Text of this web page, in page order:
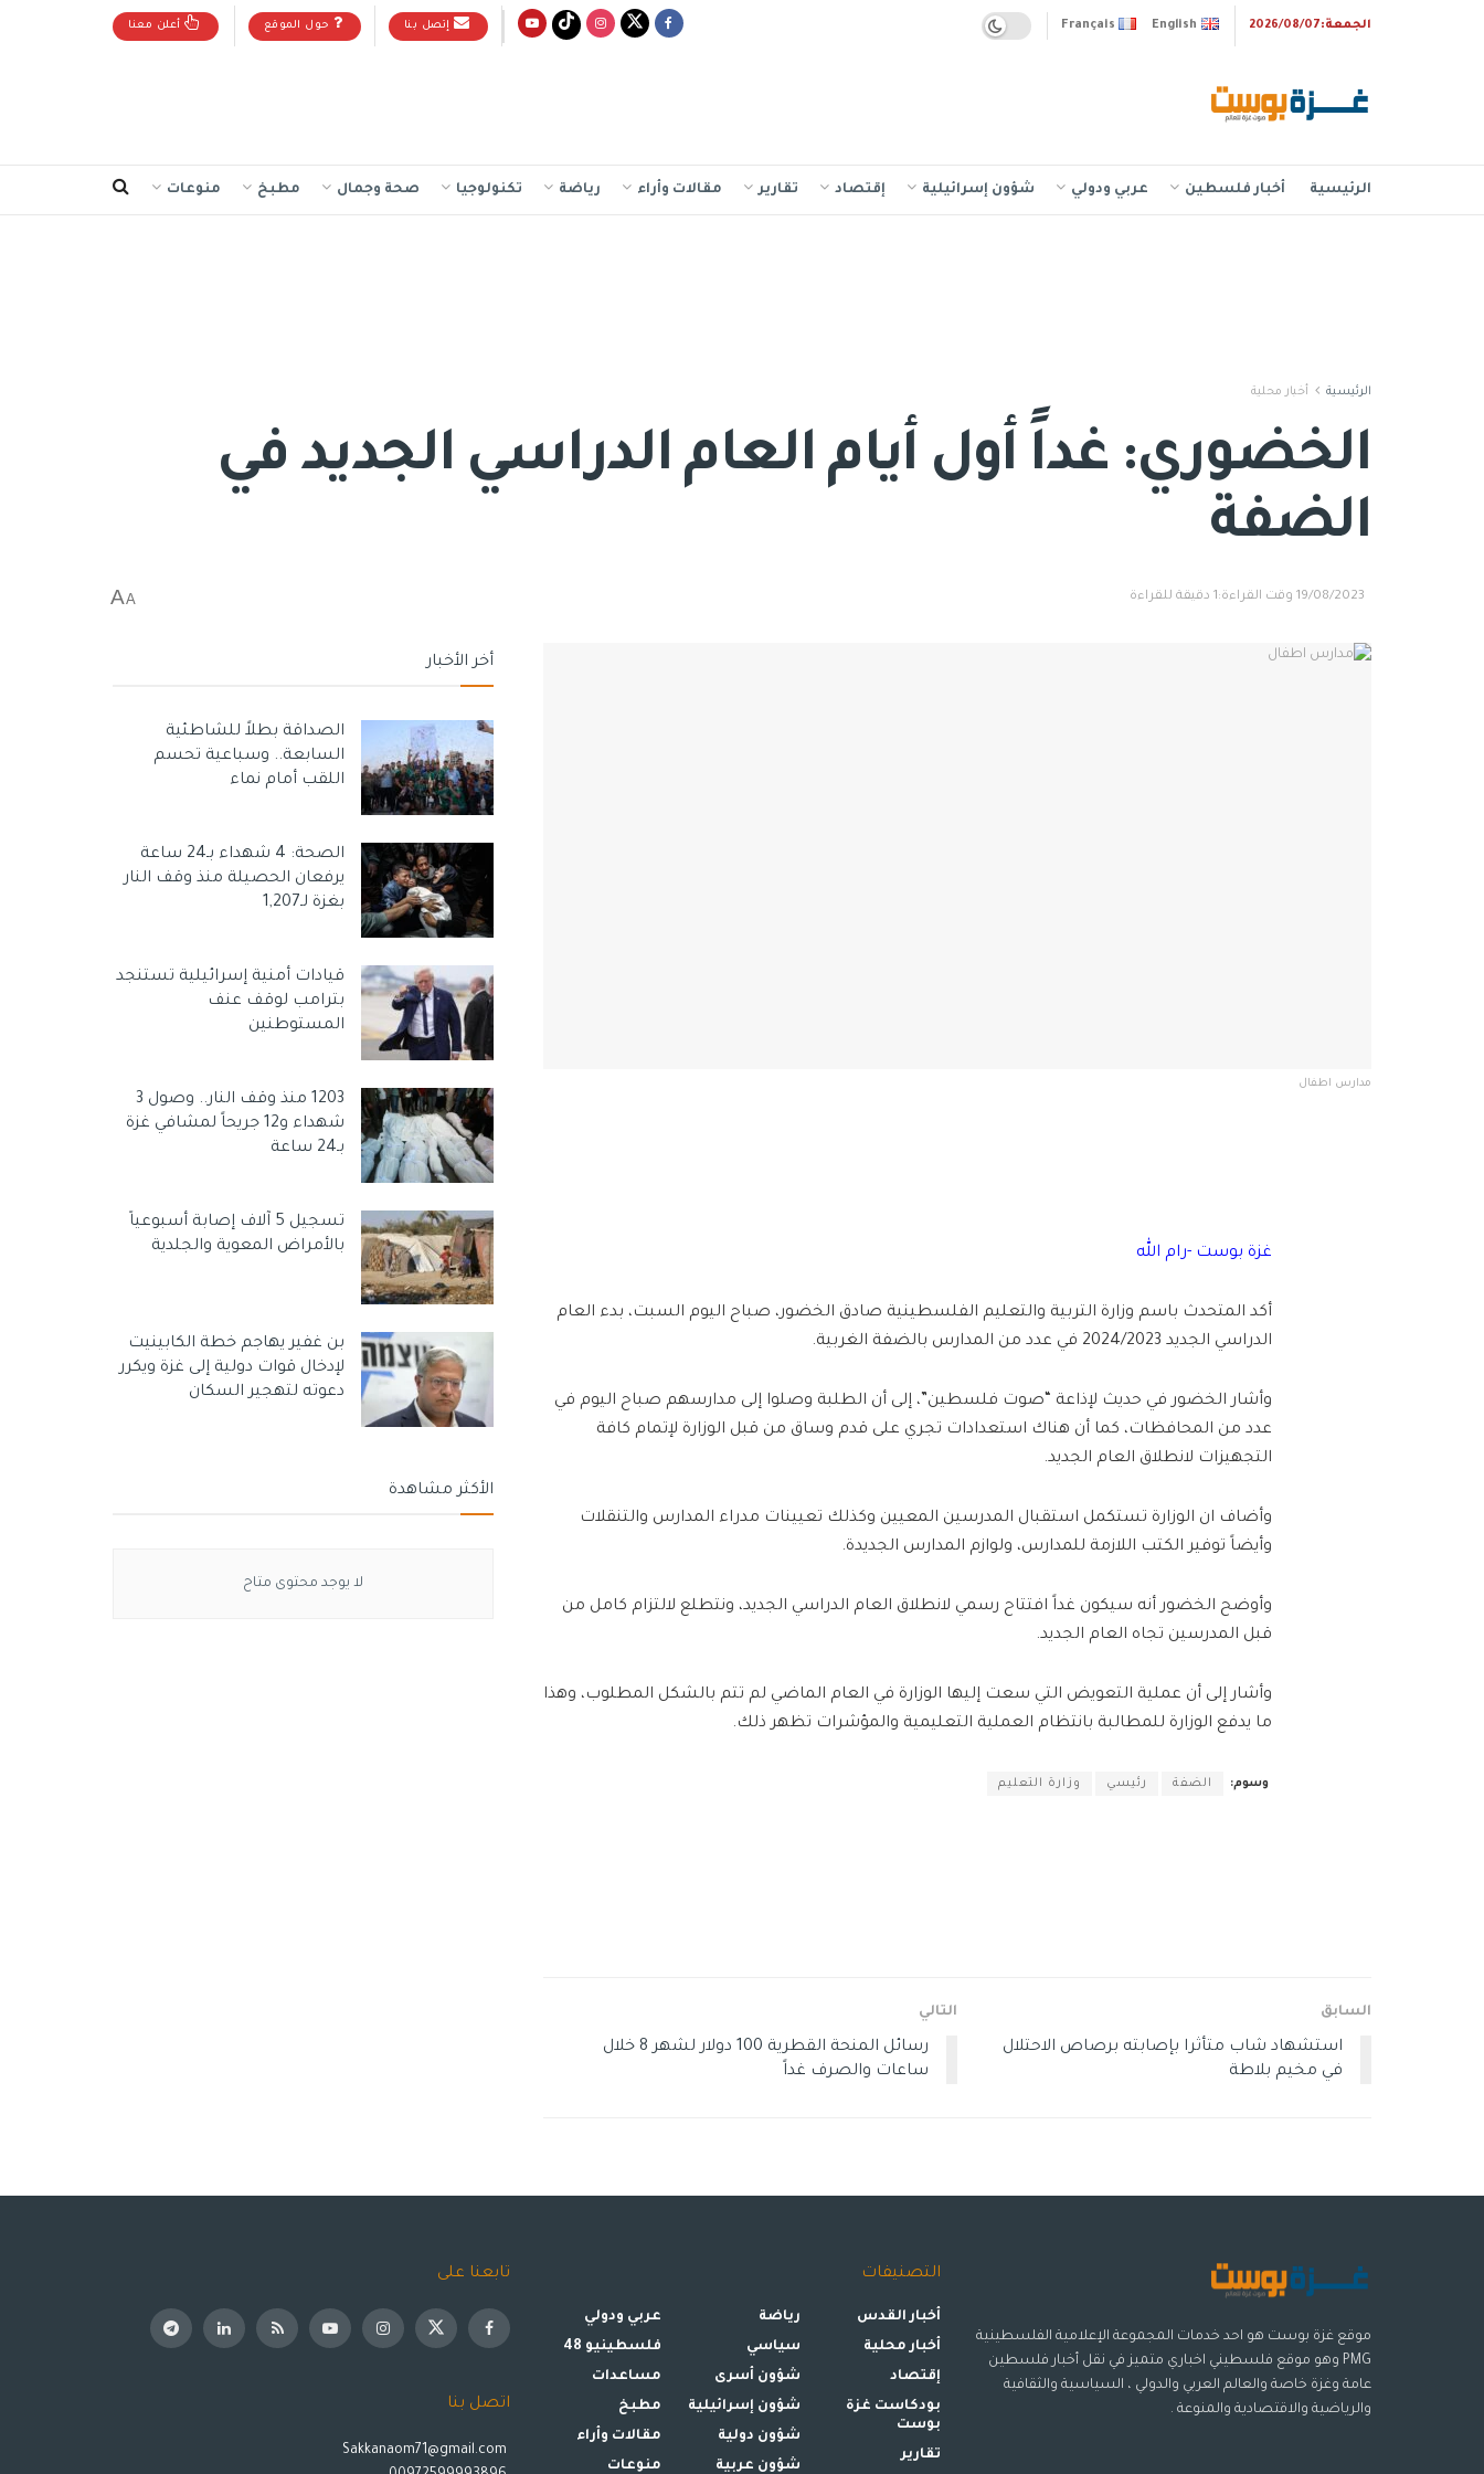
الجمعة:2026/08/07 Français English إتصل بنا حول الموقع أعلن معنا
الرئيسية أخبار فلسطين عربي ودولي شؤون إسرائيلية إقتصاد تقارير مقالات وأراء رياضة تكنولوجيا صحة وجمال مطبخ منوعات
الرئيسية أخبار محلية
الخضوري: غداً أول أيام العام الدراسي الجديد في
الضفة
19/08/2023 وقت القراءة:1 دقيقة للقراءة A
A
مدارس اطفال
غزة بوست -رام الله
أكد المتحدث باسم وزارة التربية والتعليم الفلسطينية صادق الخضور، صباح اليوم السبت، بدء العام
الدراسي الجديد 2024/2023 في عدد من المدارس بالضفة الغربية.
وأشار الخضور في حديث لإذاعة “صوت فلسطين”، إلى أن الطلبة وصلوا إلى مدارسهم صباح اليوم في
عدد من المحافظات، كما أن هناك استعدادات تجري على قدم وساق من قبل الوزارة لإتمام كافة
التجهيزات لانطلاق العام الجديد.
وأضاف ان الوزارة تستكمل استقبال المدرسين المعيين وكذلك تعيينات مدراء المدارس والتنقلات
وأيضاً توفير الكتب اللازمة للمدارس، ولوازم المدارس الجديدة.
وأوضح الخضور أنه سيكون غداً افتتاح رسمي لانطلاق العام الدراسي الجديد، ونتطلع لالتزام كامل من
قبل المدرسين تجاه العام الجديد.
وأشار إلى أن عملية التعويض التي سعت إليها الوزارة في العام الماضي لم تتم بالشكل المطلوب، وهذا
ما يدفع الوزارة للمطالبة بانتظام العملية التعليمية والمؤشرات تظهر ذلك.
وسوم: الضفة رئيسي وزارة التعليم
السابق
استشهاد شاب متأثرا بإصابته برصاص الاحتلال
في مخيم بلاطة
التالي
رسائل المنحة القطرية 100 دولار لشهر 8 خلال
ساعات والصرف غداً
أخر الأخبار
الصداقة بطلاً للشاطئية
السابعة.. وسباعية تحسم
اللقب أمام نماء
الصحة: 4 شهداء بـ24 ساعة
يرفعان الحصيلة منذ وقف النار
بغزة لـ1,207
قيادات أمنية إسرائيلية تستنجد
بترامب لوقف عنف
المستوطنين
1203 منذ وقف النار.. وصول 3
شهداء و12 جريحاً لمشافي غزة
بـ24 ساعة
تسجيل 5 آلاف إصابة أسبوعياً
بالأمراض المعوية والجلدية
بن غفير يهاجم خطة الكابينيت
لإدخال قوات دولية إلى غزة ويكرر
دعوته لتهجير السكان
الأكثر مشاهدة
لا يوجد محتوى متاح
موقع غزة بوست هو احد خدمات المجموعة الإعلامية الفلسطينية
PMG وهو موقع فلسطيني اخباري متميز في نقل أخبار فلسطين
عامة وغزة خاصة والعالم العربي والدولي ، السياسية والثقافية
والرياضية والاقتصادية والمنوعة .
التصنيفات
أخبار القدس
أخبار محلية
إقتصاد
بودكاست غزة
بوست
تقارير
رياضة
سياسي
شؤون أسرى
شؤون إسرائيلية
شؤون دولية
شؤون عربية
عربي ودولي
فلسطينيو 48
مساعدات
مطبخ
مقالات وأراء
منوعات
تابعنا على
اتصل بنا
Sakkanaom71@gmail.com